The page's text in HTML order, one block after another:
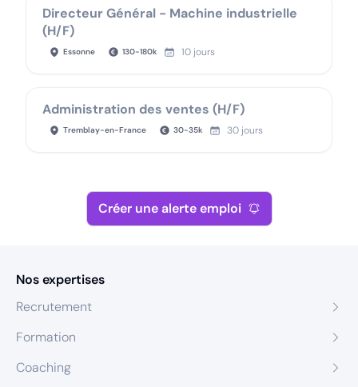
Directeur Général - Machine industrielle
(H/F)
Essonne 130-180k 10 jours
Administration des ventes (H/F)
Tremblay-en-France 30-35k 30 jours
Créer une alerte emploi
Nos expertises
Recrutement
Formation
Coaching